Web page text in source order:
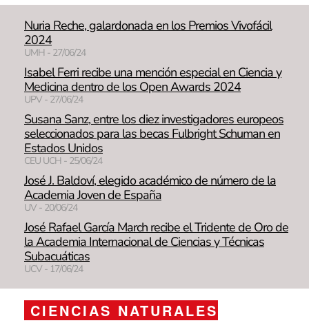
Nuria Reche, galardonada en los Premios Vivofácil
2024
UMH - 27/06/24
Isabel Ferri recibe una mención especial en Ciencia y
Medicina dentro de los Open Awards 2024
UPV - 27/06/24
Susana Sanz, entre los diez investigadores europeos
seleccionados para las becas Fulbright Schuman en
Estados Unidos
CEU UCH - 25/06/24
José J. Baldoví, elegido académico de número de la
Academia Joven de España
UV - 20/06/24
José Rafael García March recibe el Tridente de Oro de
la Academia Internacional de Ciencias y Técnicas
Subacuáticas
UCV - 17/06/24
CIENCIAS NATURALES